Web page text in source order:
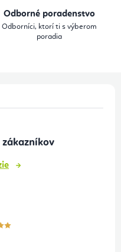
Odborné poradenstvo
Odborníci, ktorí ti s výberom
poradia